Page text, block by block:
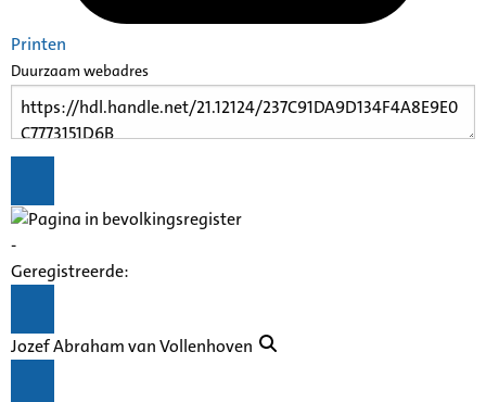
Printen
Duurzaam webadres
-
Geregistreerde:
Jozef Abraham van Vollenhoven